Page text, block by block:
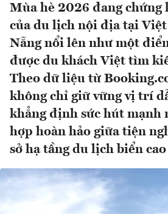
Mùa hè 2026 đang chứng
của du lịch nội địa tại
Nẵng nổi lên như một
được du khách Việt tìm
Theo dữ liệu từ
không chỉ giữ vững vị trí
khẳng định sức hút mạnh
hợp hoàn hảo giữa tiện
sở hạ tầng du lịch biển cao